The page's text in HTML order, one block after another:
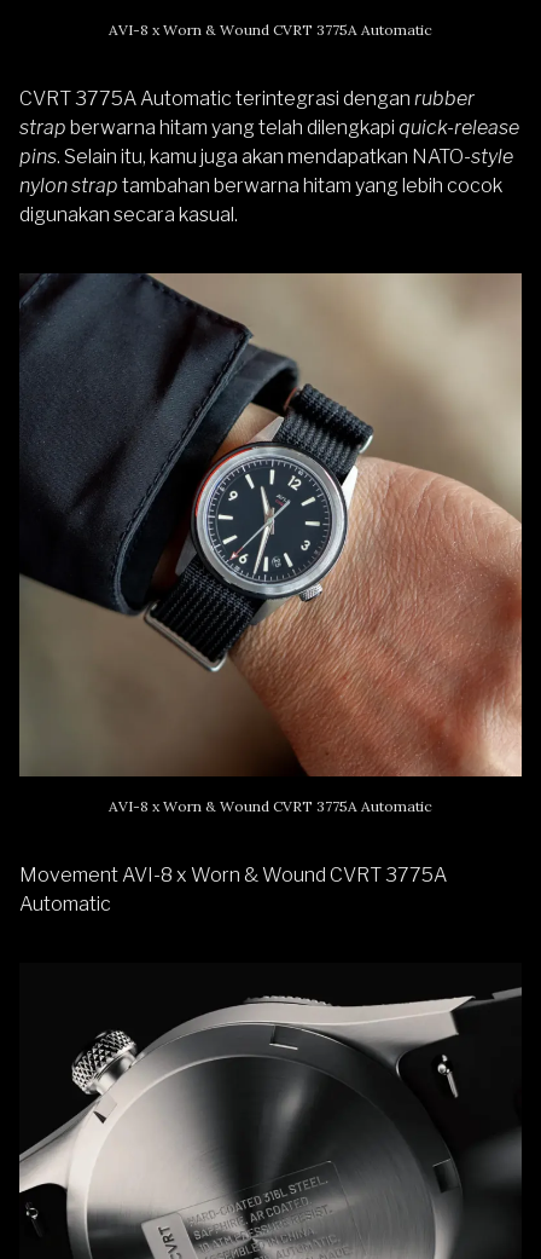
AVI-8 x Worn & Wound CVRT 3775A Automatic
CVRT 3775A Automatic terintegrasi dengan rubber
strap berwarna hitam yang telah dilengkapi quick-release
pins. Selain itu, kamu juga akan mendapatkan NATO-style
nylon strap tambahan berwarna hitam yang lebih cocok
digunakan secara kasual.
AVI-8 x Worn & Wound CVRT 3775A Automatic
Movement AVI-8 x Worn & Wound CVRT 3775A
Automatic